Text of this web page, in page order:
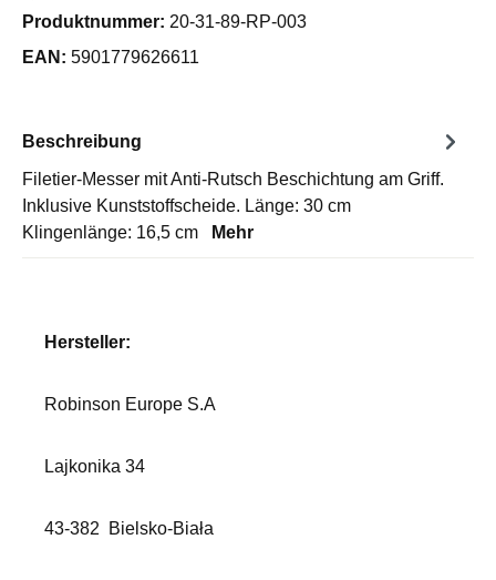
Produktnummer: 20-31-89-RP-003
EAN: 5901779626611
Beschreibung
Filetier-Messer mit Anti-Rutsch Beschichtung am Griff.
Inklusive Kunststoffscheide. Länge: 30 cm
Klingenlänge: 16,5 cm
Mehr
Hersteller:
Robinson Europe S.A
Lajkonika 34
43-382 Bielsko-Biała